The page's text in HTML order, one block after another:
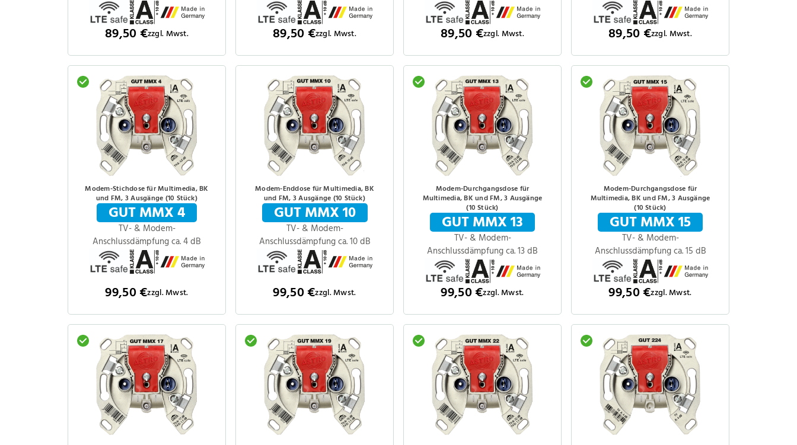
89,50 €zzgl. Mwst. 89,50 €zzgl. Mwst. 89,50 €zzgl. Mwst. 89,50 €zzgl. Mwst.
Modem-Stichdose für Multimedia, BK
und FM, 3 Ausgänge (10 Stück)
GUT MMX 4
TV- & Modem-
Anschlussdämpfung ca. 4 dB
99,50 €zzgl. Mwst.
Modem-Enddose für Multimedia, BK
und FM, 3 Ausgänge (10 Stück)
GUT MMX 10
TV- & Modem-
Anschlussdämpfung ca. 10 dB
99,50 €zzgl. Mwst.
Modem-Durchgangsdose für
Multimedia, BK und FM, 3 Ausgänge
(10 Stück)
GUT MMX 13
TV- & Modem-
Anschlussdämpfung ca. 13 dB
99,50 €zzgl. Mwst.
Modem-Durchgangsdose für
Multimedia, BK und FM, 3 Ausgänge
(10 Stück)
GUT MMX 15
TV- & Modem-
Anschlussdämpfung ca. 15 dB
99,50 €zzgl. Mwst.